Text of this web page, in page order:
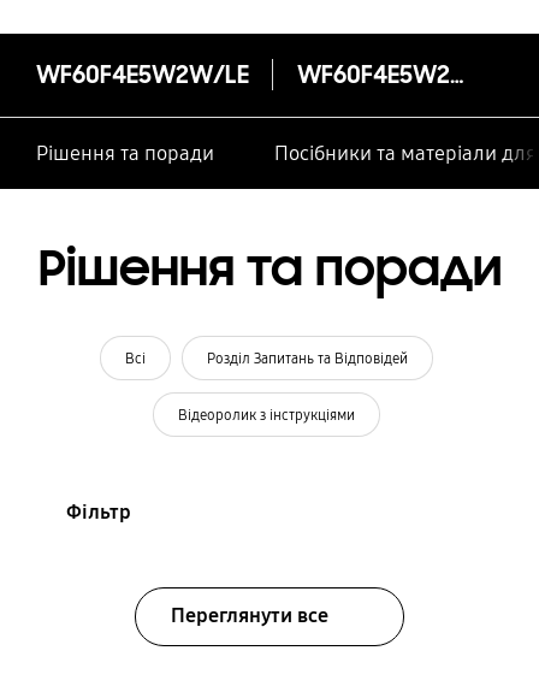
WF60F4E5W2W/LE WF60F4E5W2W/LE
Рішення та поради Посібники та матеріали
Рішення та поради
Всі Розділ Запитань та Відповідей
Відеоролик з інструкціями
Фільтр
Переглянути все